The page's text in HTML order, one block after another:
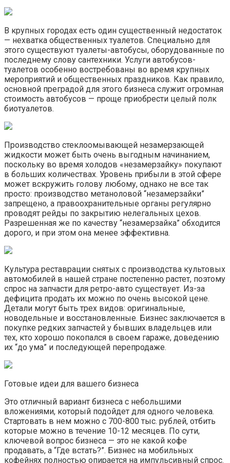
В крупных городах есть один существенный недостаток
— нехватка общественных туалетов. Специально для
этого существуют туалеты-автобусы, оборудованные по
последнему слову сантехники. Услуги автобусов-
туалетов особенно востребованы во время крупных
мероприятий и общественных праздников. Как правило,
основной преградой для этого бизнеса служит огромная
стоимость автобусов — проще приобрести целый полк
биотуалетов.
Производство стеклоомывающей незамерзающей
жидкости может быть очень выгодным начинанием,
поскольку во время холодов «незамерзайку» покупают
в больших количествах. Уровень прибыли в этой сфере
может вскружить голову любому, однако не все так
просто: производство метаноловой “незамерзайки”
запрещено, а правоохранительные органы регулярно
проводят рейды по закрытию нелегальных цехов.
Разрешенная же по качеству “незамерзайка” обходится
дорого, и при этом она менее эффективна.
Культура реставрации снятых с производства культовых
автомобилей в нашей стране постепенно растет, поэтому
спрос на запчасти для ретро-авто существует. Из-за
дефицита продать их можно по очень высокой цене.
Детали могут быть трех видов: оригинальные,
новодельные и восстановленные. Бизнес заключается в
покупке редких запчастей у бывших владельцев или
тех, кто хорошо покопался в своем гараже, доведению
их “до ума” и последующей перепродаже.
Готовые идеи для вашего бизнеса
Это отличный вариант бизнеса с небольшими
вложениями, который подойдет для одного человека.
Стартовать в нем можно с 700-800 тыс. рублей, отбить
которые можно в течение 10-12 месяцев. По сути,
ключевой вопрос бизнеса — это не какой кофе
продавать, а “Где встать?”. Бизнес на мобильных
кофейнях полностью опирается на импульсивный спрос.